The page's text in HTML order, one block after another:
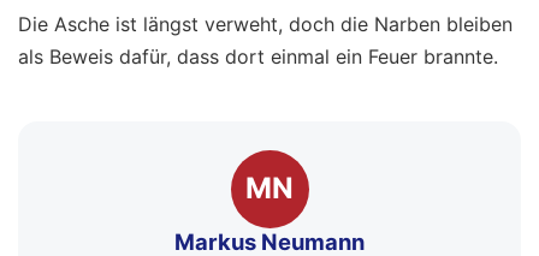
Die Asche ist längst verweht, doch die Narben bleiben
als Beweis dafür, dass dort einmal ein Feuer brannte.
MN
Markus Neumann